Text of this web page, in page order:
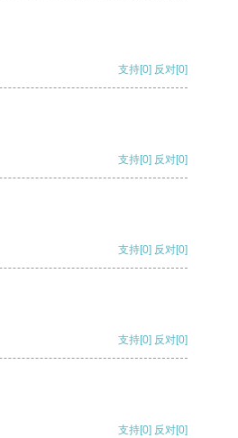
支持[0] 反对[0]
支持[0] 反对[0]
支持[0] 反对[0]
支持[0] 反对[0]
支持[0] 反对[0]